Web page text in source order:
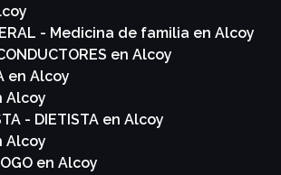
- Medicina de familia en Alcoy
en Alcoy
en Alcoy
Alcoy
- DIETISTA en Alcoy
Alcoy
en Alcoy